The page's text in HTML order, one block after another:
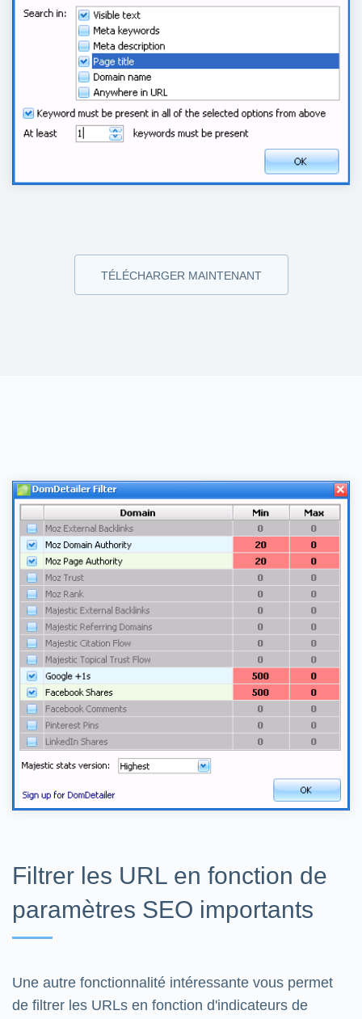
TÉLÉCHARGER MAINTENANT
Filtrer les URL en fonction de
paramètres SEO importants
Une autre fonctionnalité intéressante vous permet
de filtrer les URLs en fonction d'indicateurs de